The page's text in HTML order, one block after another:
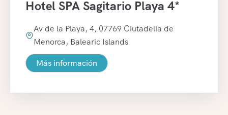
Hotel SPA Sagitario Playa 4*
Av de la Playa, 4, 07769 Ciutadella de
Menorca, Balearic Islands
Más información